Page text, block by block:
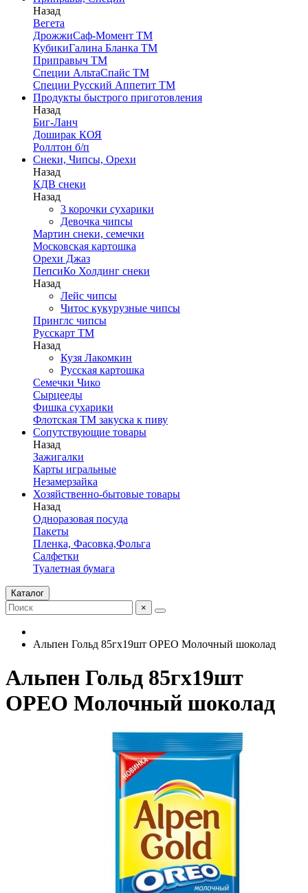
Назад
Вегета
ДрожжиСаф-Момент ТМ
КубикиГалина Бланка ТМ
Приправыч ТМ
Специи АльтаСпайс ТМ
Специи Русский Аппетит ТМ
Продукты быстрого приготовления
Назад
Биг-Ланч
Доширак КОЯ
Роллтон б/п
Снеки, Чипсы, Орехи
Назад
КДВ снеки
Назад
3 корочки сухарики
Девочка чипсы
Мартин снеки, семечки
Московская картошка
Орехи Джаз
ПепсиКо Холдинг снеки
Назад
Лейс чипсы
Читос кукурузные чипсы
Принглс чипсы
Русскарт ТМ
Назад
Кузя Лакомкин
Русская картошка
Семечки Чико
Сырцееды
Фишка сухарики
Флотская ТМ закуска к пиву
Сопутствующие товары
Назад
Зажигалки
Карты игральные
Незамерзайка
Хозяйственно-бытовые товары
Назад
Одноразовая посуда
Пакеты
Пленка, Фасовка,Фольга
Салфетки
Туалетная бумага
Каталог
×
Альпен Гольд 85гх19шт ОРЕО Молочный шоколад
Альпен Гольд 85гх19шт
ОРЕО Молочный шоколад